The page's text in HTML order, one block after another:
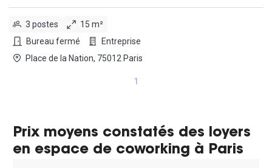
3 postes
15 m²
Bureau fermé
Entreprise
Place de la Nation, 75012 Paris
1
Prix moyens constatés des loyers
en espace de coworking à Paris